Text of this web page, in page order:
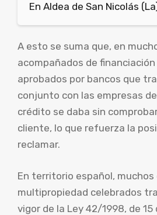
En Aldea de San Nicolás
A esto se suma que, en
acompañados de
aprobados por bancos que
conjunto con las empresas
crédito se daba sin
cliente, lo que refuerza la
reclamar.
En territorio español,
multipropiedad celebrados
vigor de la Ley 42/1998, de 15